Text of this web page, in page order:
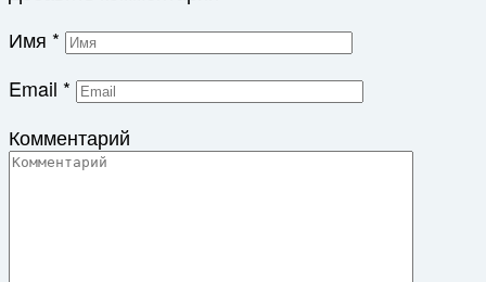
Имя *
Email *
Комментарий